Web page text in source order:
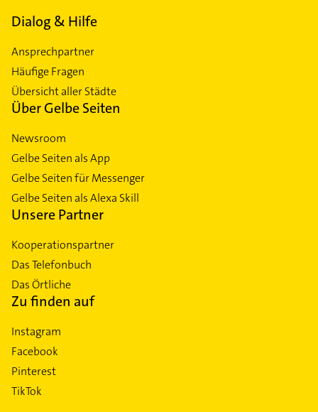
Dialog & Hilfe
Ansprechpartner
Häufige Fragen
Übersicht aller Städte
Über Gelbe Seiten
Newsroom
Gelbe Seiten als App
Gelbe Seiten für Messenger
Gelbe Seiten als Alexa Skill
Unsere Partner
Kooperationspartner
Das Telefonbuch
Das Örtliche
Zu finden auf
Instagram
Facebook
Pinterest
TikTok